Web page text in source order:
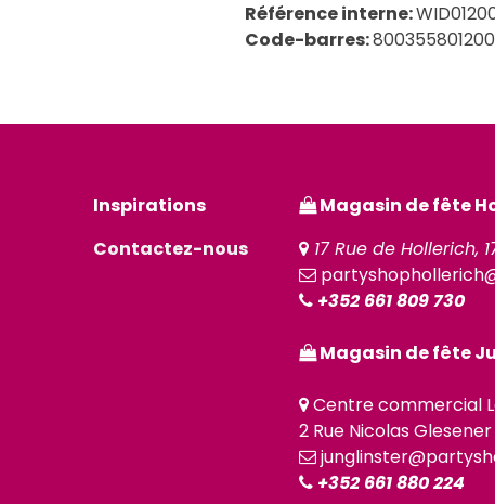
Référence interne:
Code-barres:
Inspirations
Contactez-nous
Magasin de fête
17 Rue de Hollerich,
+352 661 809 730
Magasin de fête
Centre commercial
2 Rue Nicolas
+352 661 880 224